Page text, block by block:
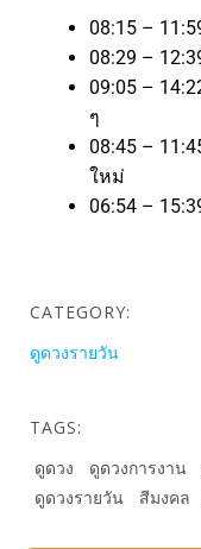
08:15 –
08:29 –
09:05 –
ๆ
08:45 –
ใหม่
06:54 –
CATEGORY:
ดูดวงรายวัน
TAGS:
ดูดวง
ดูดวงการงาน
ดูดวงรายวัน
สีมงคล